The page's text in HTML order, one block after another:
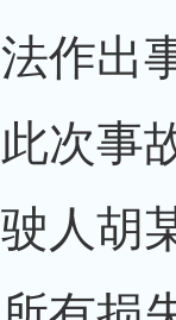
作出
次事
人胡